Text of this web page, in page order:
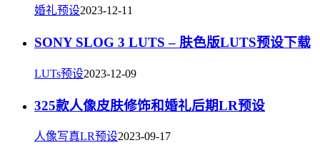
婚礼预设2023-12-11
SONY SLOG 3 LUTS – 肤色版LUTS预设下载
LUTs预设2023-12-09
325款人像皮肤修饰和婚礼后期LR预设
人像写真LR预设2023-09-17